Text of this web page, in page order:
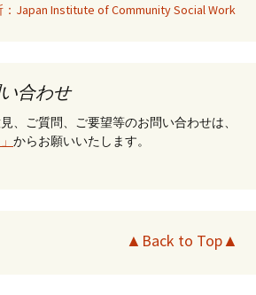
Japan Institute of Community Social Work
合わせ
、ご質問、ご要望等のお問い合わせは、
からお願いいたします。
▲Back to Top▲